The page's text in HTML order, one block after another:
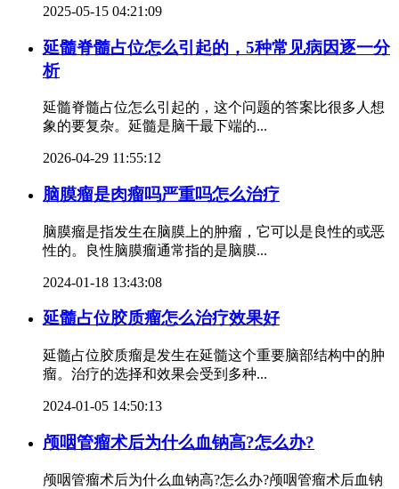
2025-05-15 04:21:09
延髓脊髓占位怎么引起的，5种常见病因逐一分
析
延髓脊髓占位怎么引起的，这个问题的答案比很多人想
象的要复杂。延髓是脑干最下端的...
2026-04-29 11:55:12
脑膜瘤是肉瘤吗严重吗怎么治疗
脑膜瘤是指发生在脑膜上的肿瘤，它可以是良性的或恶
性的。良性脑膜瘤通常指的是脑膜...
2024-01-18 13:43:08
延髓占位胶质瘤怎么治疗效果好
延髓占位胶质瘤是发生在延髓这个重要脑部结构中的肿
瘤。治疗的选择和效果会受到多种...
2024-01-05 14:50:13
颅咽管瘤术后为什么血钠高?怎么办?
颅咽管瘤术后为什么血钠高?怎么办?颅咽管瘤术后血钠